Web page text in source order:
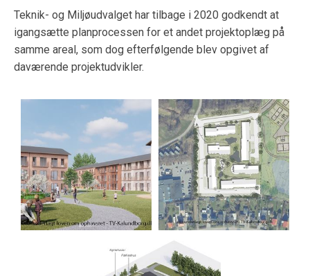
Teknik- og Miljøudvalget har tilbage i 2020 godkendt at
igangsætte planprocessen for et andet projektoplæg på
samme areal, som dog efterfølgende blev opgivet af
daværende projektudvikler.